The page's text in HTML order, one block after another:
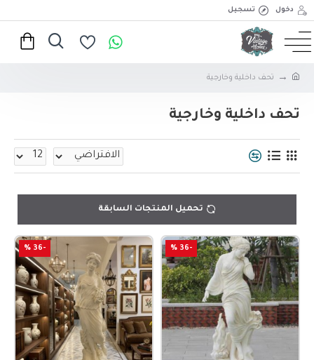
دخول تسجيل
تحف داخلية وخارجية
تحف داخلية وخارجية
تحميل المنتجات السابقة
-36 %
-36 %